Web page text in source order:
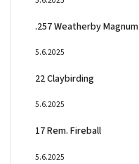
.257 Weatherby Magnum
5.6.2025
22 Claybirding
5.6.2025
17 Rem. Fireball
5.6.2025